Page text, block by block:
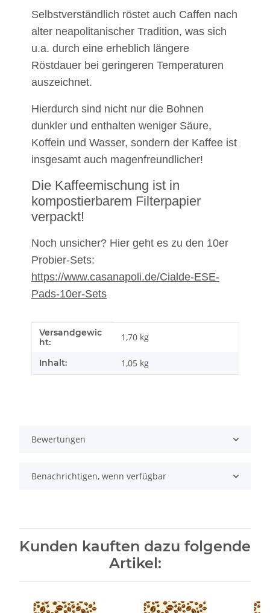
Selbstverständlich röstet auch Caffen nach
alter neapolitanischer Tradition, was sich
u.a. durch eine erheblich längere
Röstdauer bei geringeren Temperaturen
auszeichnet.
Hierdurch sind nicht nur die Bohnen
dunkler und enthalten weniger Säure,
Koffein und Wasser, sondern der Kaffee ist
insgesamt auch magenfreundlicher!
Die Kaffeemischung ist in
kompostierbarem Filterpapier
verpackt!
Noch unsicher? Hier geht es zu den 10er
Probier-Sets:
https://www.casanapoli.de/Cialde-ESE-
Pads-10er-Sets
Produkteigenschaft
Wert
Versandgewic
ht:
1,70 kg
Inhalt: 1,05 kg
Bewertungen
Benachrichtigen, wenn verfügbar
Kunden kauften dazu folgende
Artikel: